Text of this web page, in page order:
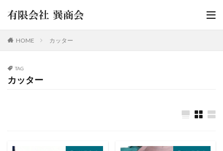
HOME カッター
TAG
カッター